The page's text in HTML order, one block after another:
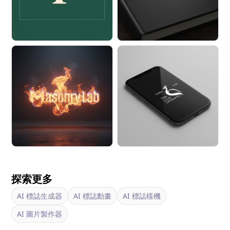
探索更多
AI 標誌生成器 AI 標誌動畫
AI 標誌樣機
AI 圖片製作器